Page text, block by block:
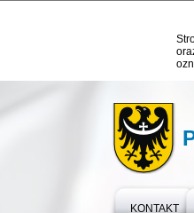
KONTAKT